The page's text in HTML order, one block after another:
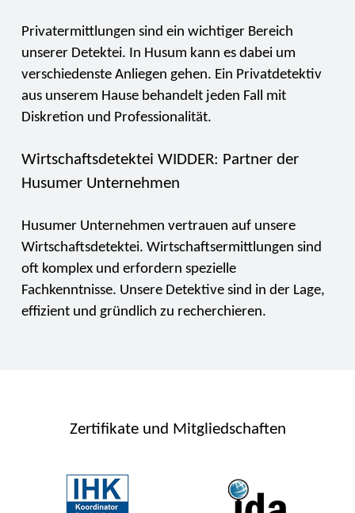
Privatermittlungen sind ein wichtiger Bereich
unserer Detektei. In Husum kann es dabei um
verschiedenste Anliegen gehen. Ein Privatdetektiv
aus unserem Hause behandelt jeden Fall mit
Diskretion und Professionalität.
Wirtschaftsdetektei WIDDER: Partner der
Husumer Unternehmen
Husumer Unternehmen vertrauen auf unsere
Wirtschaftsdetektei. Wirtschaftsermittlungen sind
oft komplex und erfordern spezielle
Fachkenntnisse. Unsere Detektive sind in der Lage,
effizient und gründlich zu recherchieren.
Zertifikate und Mitgliedschaften